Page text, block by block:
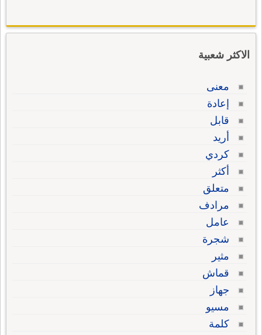
الاكثر شعبية
معنى
إعادة
قابل
أريد
كردي
أكثر
متعلق
مرادف
عامل
شجرة
مثير
قماش
جهاز
مسيو
كلمة